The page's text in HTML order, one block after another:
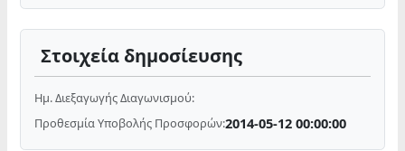
Στοιχεία δημοσίευσης
Ημ. Διεξαγωγής Διαγωνισμού:
Προθεσμία Υποβολής Προσφορών:2014-05-12 00:00:00